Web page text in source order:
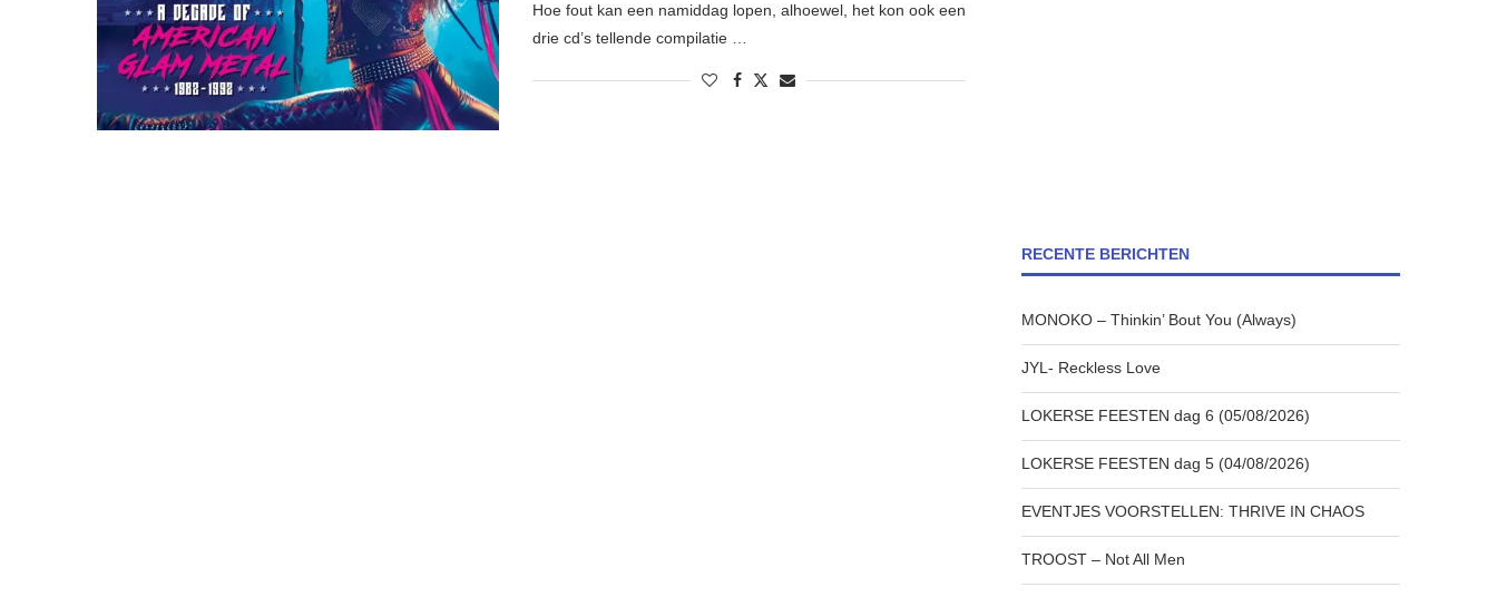
Hoe fout kan een namiddag lopen, alhoewel, het kon ook een
drie cd’s tellende compilatie …
RECENTE BERICHTEN
MONOKO – Thinkin’ Bout You (Always)
JYL- Reckless Love
LOKERSE FEESTEN dag 6 (05/08/2026)
LOKERSE FEESTEN dag 5 (04/08/2026)
EVENTJES VOORSTELLEN: THRIVE IN CHAOS
TROOST – Not All Men